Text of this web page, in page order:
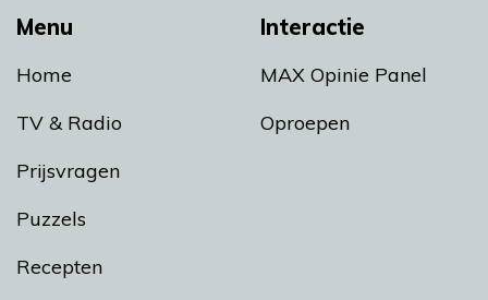
Menu
Home
TV & Radio
Prijsvragen
Puzzels
Recepten
Interactie
MAX Opinie Panel
Oproepen